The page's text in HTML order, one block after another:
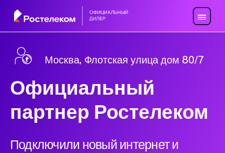
Москва, Флотская улица дом 80/7
Официальный
партнер Ростелеком
Подключили новый интернет и